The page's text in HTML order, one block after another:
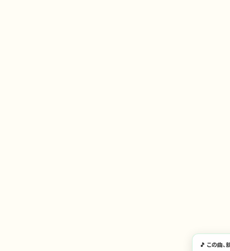
🎵 この曲、